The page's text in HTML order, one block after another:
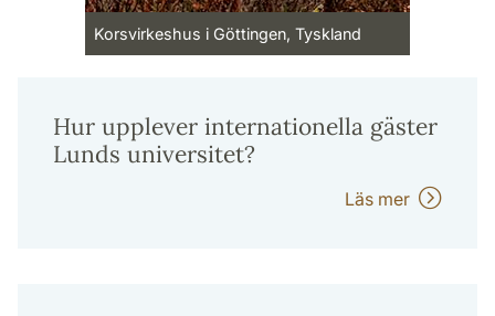
Korsvirkeshus i Göttingen, Tyskland
Hur upplever internationella gäster
Lunds universitet?
Läs mer